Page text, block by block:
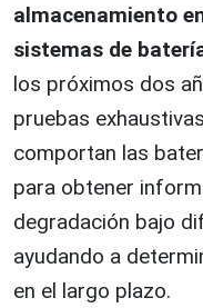
almacenamiento
sistemas de
los próximos dos
pruebas
comportan las
para obtener
degradación bajo
ayudando a
en el largo plazo.